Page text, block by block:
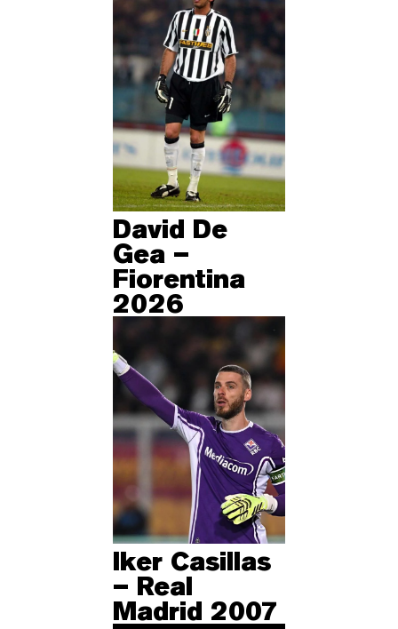
David De
Gea –
Fiorentina
2026
Iker Casillas
– Real
Madrid 2007